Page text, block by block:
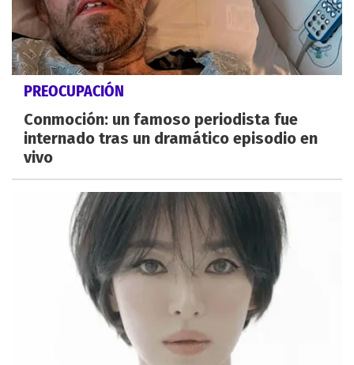
PREOCUPACIÓN
Conmoción: un famoso periodista fue
internado tras un dramático episodio en
vivo